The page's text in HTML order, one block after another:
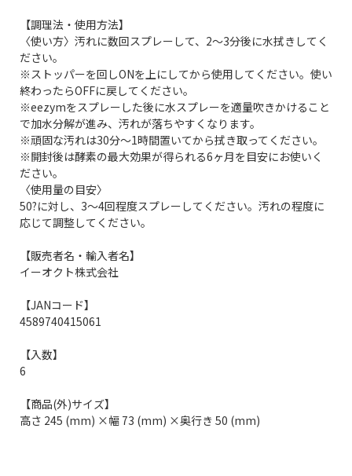
【調理法・使用方法】
〈使い方〉汚れに数回スプレーして、2～3分後に水拭きしてく
ださい。
※ストッパーを回しONを上にしてから使用してください。使い
終わったらOFFに戻してください。
※eezymをスプレーした後に水スプレーを適量吹きかけること
で加水分解が進み、汚れが落ちやすくなります。
※頑固な汚れは30分～1時間置いてから拭き取ってください。
※開封後は酵素の最大効果が得られる6ヶ月を目安にお使いく
ださい。
〈使用量の目安〉
50?に対し、3～4回程度スプレーしてください。汚れの程度に
応じて調整してください。
【販売者名・輸入者名】
イーオクト株式会社
【JANコード】
4589740415061
【入数】
6
【商品(外)サイズ】
高さ 245 (mm) ×幅 73 (mm) ×奥行き 50 (mm)